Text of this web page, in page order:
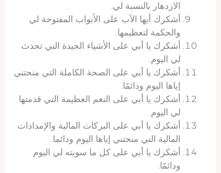
الازدهار بالنسبة لي.
أشكرك أيها الآب على الأبواب المفتوحة لي
والحكمة لتعظيمها.
أشكرك يا أبي على الأشياء الجيدة التي تحدث
لي اليوم.
أشكرك يا أبي على الصحة الكاملة التي منحتني
إياها اليوم ودائمًا.
أشكرك يا أبي على النعم العظيمة التي قدمتها
لي اليوم.
أشكرك يا أبي على البركات المالية والإمدادات
المالية التي منحتني إياها اليوم ودائما.
أشكرك يا أبي على كل ما سويته لي اليوم
ودائمًا.